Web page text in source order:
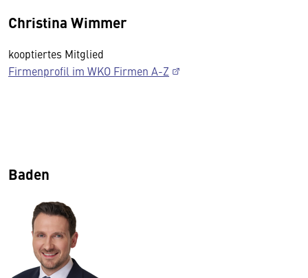
Christina Wimmer
kooptiertes Mitglied
Firmenprofil im WKO Firmen A-Z
Baden